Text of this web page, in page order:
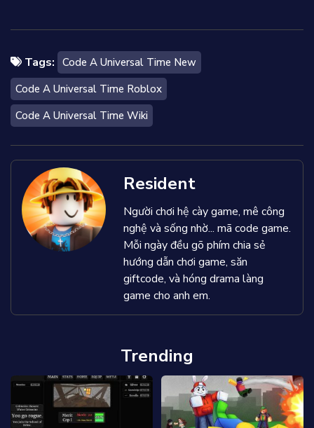
Tags: Code A Universal Time New
Code A Universal Time Roblox
Code A Universal Time Wiki
Resident
Người chơi hệ cày game, mê công
nghệ và sống nhờ... mã code game.
Mỗi ngày đều gõ phím chia sẻ
hướng dẫn chơi game, săn
giftcode, và hóng drama làng
game cho anh em.
Trending